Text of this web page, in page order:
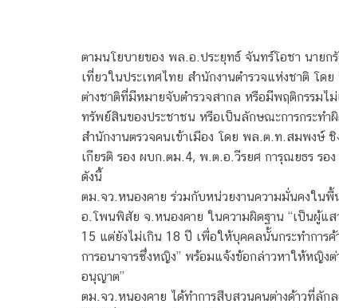
ตามนโยบายของ พล.อ.ประยุทธ์ จันทร์โอชา นายก
เที่ยวในประเทศไทย สำนักงานตำรวจแห่งชาติ โ
ต่างชาติที่มีหมายจับตำรวจสากล หรือมีพฤติกรรม
ทรัพย์สินของประชาชน หรือเป็นลักษณะการกระทำ
สำนักงานตรวจคนเข้าเมือง โดย พล.ต.ท.สมพง
เกียรติ รอง ผบก.ตม.4, พ.ต.อ.วีรยศ การุณยธร ร
ดังนี้
ตม.จว.หนองคาย ร่วมกับหน่วยงานความมั่นคงในพื้
อ.โพนพิสัย จ.หนองคาย ในความผิดฐาน “เป็นผู้แส
15 แต่ยังไม่เกิน 18 ปี เพื่อให้บุคคลนั้นกระทำการ
การอนาจารซึ่งหญิง” พร้อมแจ้งข้อกล่าวหาให้หญิง
อนุญาต”
ตม.จว.หนองคาย ได้ทำการสืบสวนคนต่างด้าวที่ลัก